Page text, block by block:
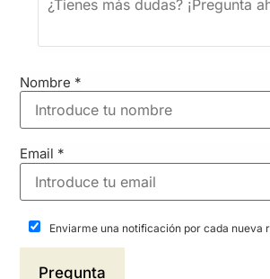
Nombre *
Email *
Enviarme una notificación por cada nueva